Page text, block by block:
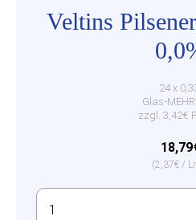
Veltins
24 x
Glas-
zzgl. 3,42€
(2,37€ /